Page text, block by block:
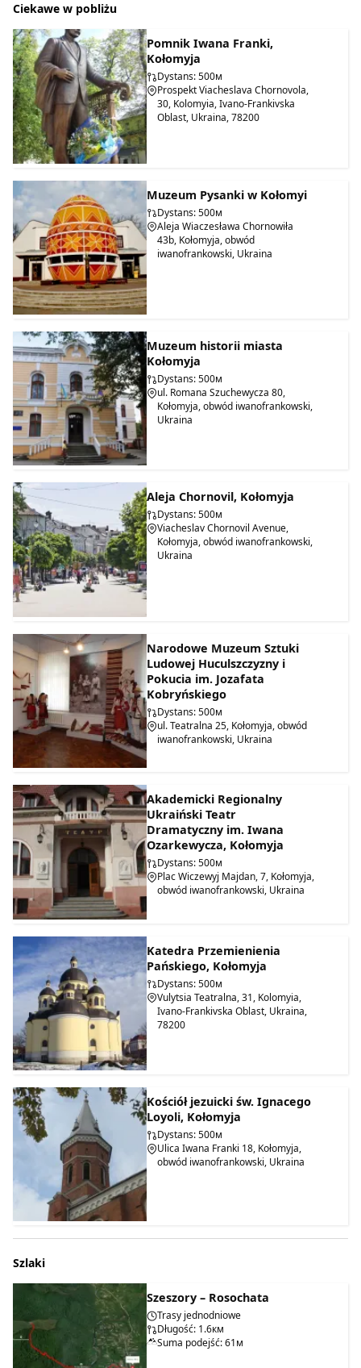
Ciekawe w pobliżu
Pomnik Iwana Franki,
Kołomyja
Dystans: 500м
Prospekt Viacheslava Chornovola,
30, Kolomyia, Ivano-Frankivska
Oblast, Ukraina, 78200
Muzeum Pysanki w Kołomyi
Dystans: 500м
Aleja Wiaczesława Chornowiła
43b, Kołomyja, obwód
iwanofrankowski, Ukraina
Muzeum historii miasta
Kołomyja
Dystans: 500м
ul. Romana Szuchewycza 80,
Kołomyja, obwód iwanofrankowski,
Ukraina
Aleja Chornovil, Kołomyja
Dystans: 500м
Viacheslav Chornovil Avenue,
Kołomyja, obwód iwanofrankowski,
Ukraina
Narodowe Muzeum Sztuki
Ludowej Huculszczyzny i
Pokucia im. Jozafata
Kobryńskiego
Dystans: 500м
ul. Teatralna 25, Kołomyja, obwód
iwanofrankowski, Ukraina
Akademicki Regionalny
Ukraiński Teatr
Dramatyczny im. Iwana
Ozarkewycza, Kołomyja
Dystans: 500м
Plac Wiczewyj Majdan, 7, Kołomyja,
obwód iwanofrankowski, Ukraina
Katedra Przemienienia
Pańskiego, Kołomyja
Dystans: 500м
Vulytsia Teatralna, 31, Kolomyia,
Ivano-Frankivska Oblast, Ukraina,
78200
Kościół jezuicki św. Ignacego
Loyoli, Kołomyja
Dystans: 500м
Ulica Iwana Franki 18, Kołomyja,
obwód iwanofrankowski, Ukraina
Szlaki
Szeszory – Rosochata
Trasy jednodniowe
Długość: 1.6км
Suma podejść: 61м